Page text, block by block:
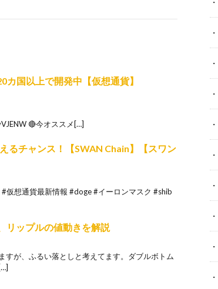
カ国以上で開発中【仮想通貨】
🔴今オススメ[…]
るチャンス！【SWAN Chain】【スワン
仮想通貨最新情報 #doge #イーロンマスク #shib
リップルの値動きを解説
すが、ふるい落としと考えてます。ダブルボトム